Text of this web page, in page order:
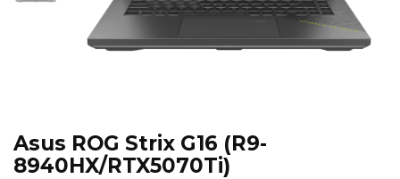
Asus ROG Strix G16 (R9-
8940HX/RTX5070Ti)